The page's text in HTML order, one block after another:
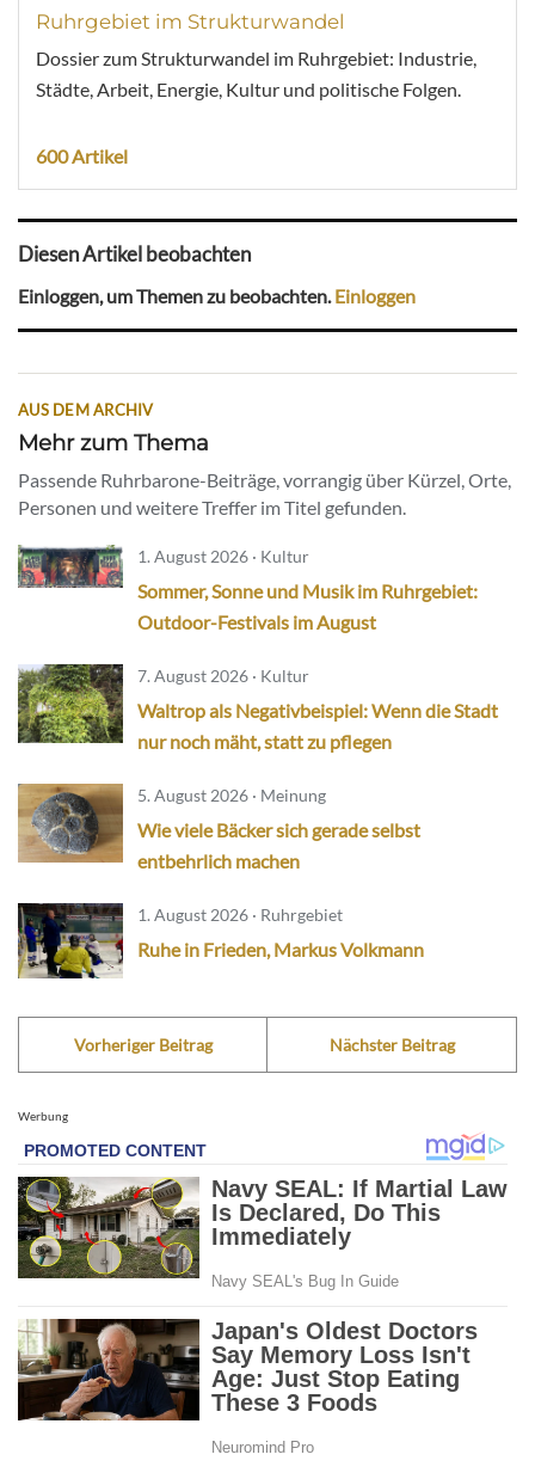
Ruhrgebiet im Strukturwandel
Dossier zum Strukturwandel im Ruhrgebiet: Industrie,
Städte, Arbeit, Energie, Kultur und politische Folgen.
600 Artikel
Diesen Artikel beobachten
Einloggen, um Themen zu beobachten.Einloggen
AUS DEM ARCHIV
Mehr zum Thema
Passende Ruhrbarone-Beiträge, vorrangig über Kürzel, Orte,
Personen und weitere Treffer im Titel gefunden.
1. August 2026 · Kultur
Sommer, Sonne und Musik im Ruhrgebiet:
Outdoor-Festivals im August
7. August 2026 · Kultur
Waltrop als Negativbeispiel: Wenn die Stadt
nur noch mäht, statt zu pflegen
5. August 2026 · Meinung
Wie viele Bäcker sich gerade selbst
entbehrlich machen
1. August 2026 · Ruhrgebiet
Ruhe in Frieden, Markus Volkmann
Vorheriger Beitrag Nächster Beitrag
Werbung